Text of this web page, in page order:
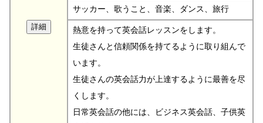
サッカー、歌うこと、音楽、ダンス、旅行
熱意を持って英会話レッスンをします。
生徒さんと信頼関係を持てるように取り組んで
います。
生徒さんの英会話力が上達するように最善を尽
くします。
日常英会話の他には、ビジネス英会話、子供英